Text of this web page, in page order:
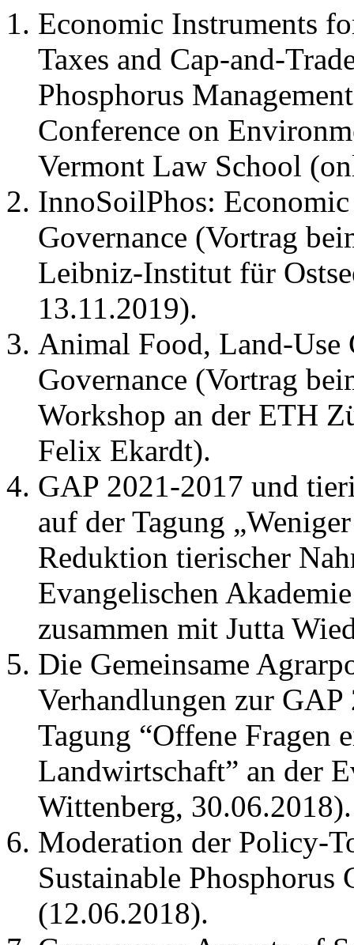
Economic Instruments
Taxes and Cap-and-
Phosphorus
Conference on
Vermont Law School
InnoSoilPhos:
Governance (Vortrag
Leibniz-Institut für
13.11.2019).
Animal Food, Land-Use
Governance (Vortrag
Workshop an der ETH
Felix Ekardt).
GAP 2021-2017 und
auf der Tagung
Reduktion tierischer
Evangelischen
zusammen mit Jutta
Die Gemeinsame
Verhandlungen zur
Tagung “Offene Fragen
Landwirtschaft” an der
Wittenberg, 30.06.2018).
Moderation der Policy-
Sustainable
(12.06.2018).